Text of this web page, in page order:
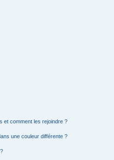
et comment les rejoindre ?
une couleur différente ?